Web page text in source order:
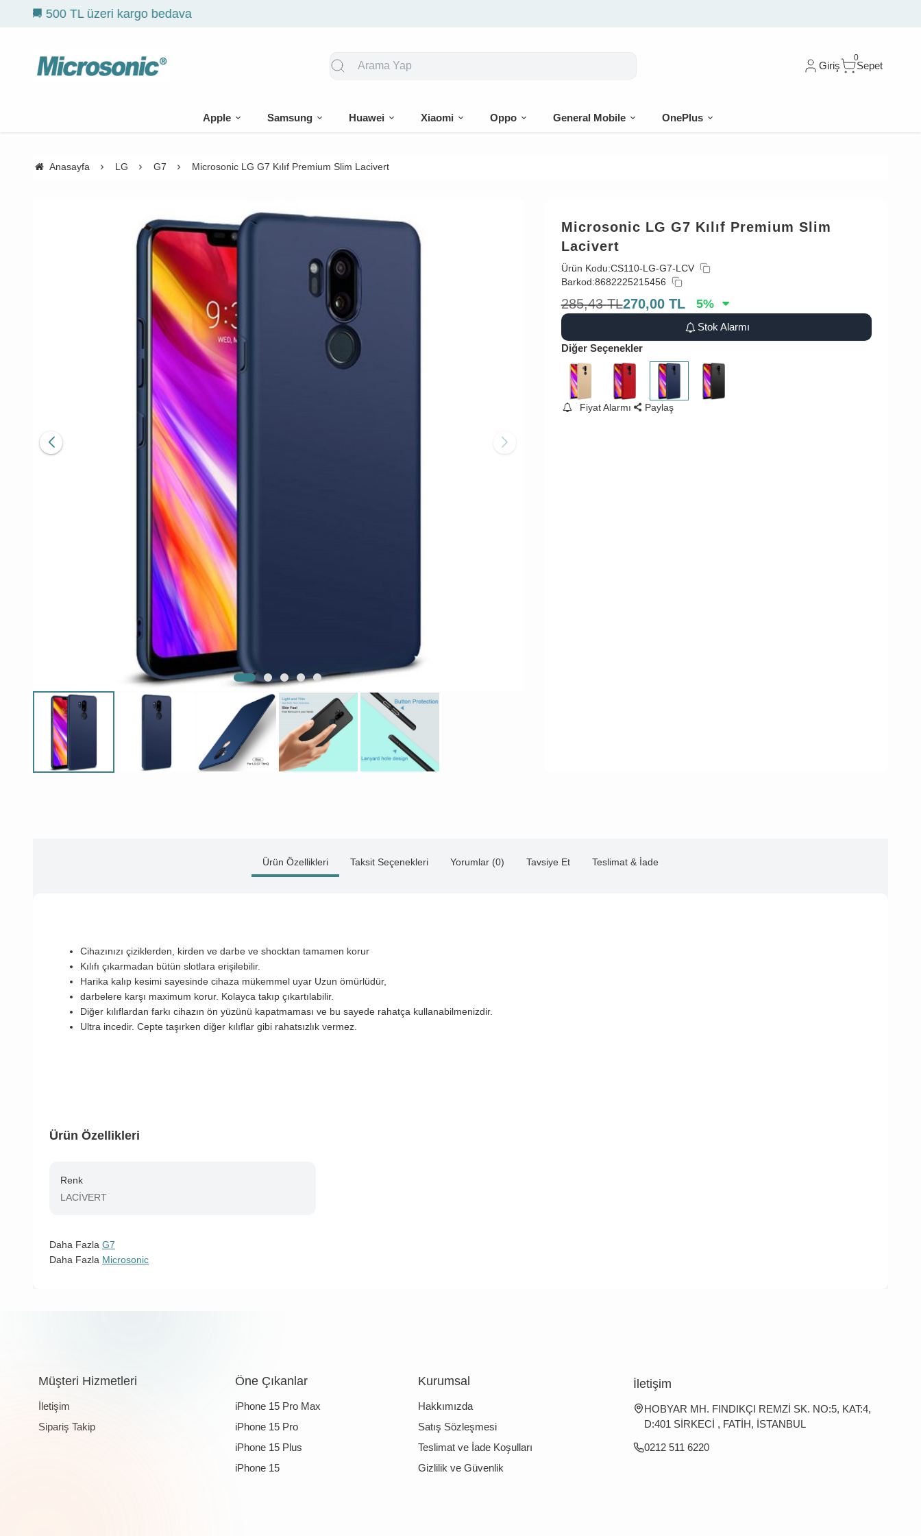
Giriş
0
Sepet
Apple Samsung Huawei Xiaomi Oppo General Mobile OnePlus
Anasayfa LG G7 Microsonic LG G7 Kılıf Premium Slim Lacivert
Microsonic LG G7 Kılıf Premium Slim
Lacivert
Ürün Kodu:CS110-LG-G7-LCV
Barkod:8682225215456
285,43 TL270,00 TL 5%
Stok Alarmı
Diğer Seçenekler
Fiyat Alarmı Paylaş
Ürün Özellikleri Taksit Seçenekleri Yorumlar (0) Tavsiye Et Teslimat & İade
Cihazınızı çiziklerden, kirden ve darbe ve shocktan tamamen korur
Kılıfı çıkarmadan bütün slotlara erişilebilir.
Harika kalıp kesimi sayesinde cihaza mükemmel uyar Uzun ömürlüdür,
darbelere karşı maximum korur. Kolayca takıp çıkartılabilir.
Diğer kılıflardan farkı cihazın ön yüzünü kapatmaması ve bu sayede rahatça kullanabilmenizdir.
Ultra incedir. Cepte taşırken diğer kılıflar gibi rahatsızlık vermez.
Ürün Özellikleri
Renk
LACİVERT
Daha Fazla G7
Daha Fazla Microsonic
Müşteri Hizmetleri
İletişim
Sipariş Takip
Öne Çıkanlar
iPhone 15 Pro Max
iPhone 15 Pro
iPhone 15 Plus
iPhone 15
Kurumsal
Hakkımızda
Satış Sözleşmesi
Teslimat ve İade Koşulları
Gizlilik ve Güvenlik
İletişim
HOBYAR MH. FINDIKÇI REMZİ SK. NO:5, KAT:4,
D:401 SİRKECİ , FATİH, İSTANBUL
0212 511 6220